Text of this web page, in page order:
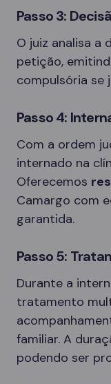
Passo 3:
O juiz analisa a
petição,
compulsória se
Passo 4:
Com a ordem
internado na
Oferecemos
Camargo com
garantida.
Passo 5:
Durante a
tratamento
familiar. A
podendo ser